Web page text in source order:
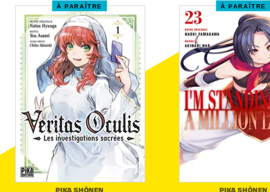
À PARAÎTRE
PIKA SHÔNEN
À PARAÎTRE
PIKA SHÔNEN